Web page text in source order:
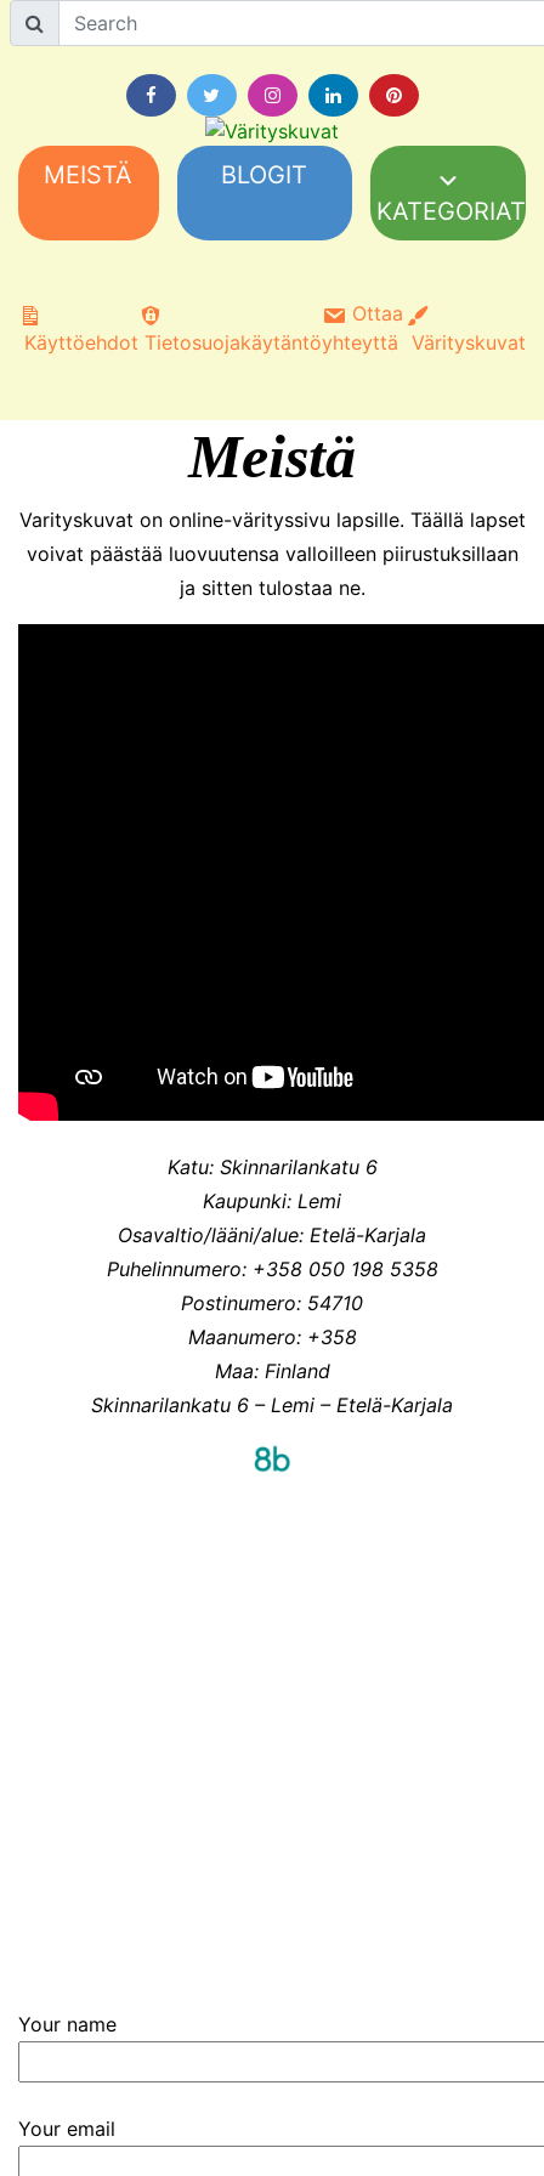
MEISTÄ
BLOGIT
KATEGORIAT
Käyttöehdot Tietosuojakäytäntö
Ottaa
yhteyttä Värityskuvat
Meistä
Varityskuvat on online-värityssivu lapsille. Täällä lapset
voivat päästää luovuutensa valloilleen piirustuksillaan
ja sitten tulostaa ne.
Katu: Skinnarilankatu 6
Kaupunki: Lemi
Osavaltio/lääni/alue: Etelä-Karjala
Puhelinnumero: +358 050 198 5358
Postinumero: 54710
Maanumero: +358
Maa: Finland
Skinnarilankatu 6 – Lemi – Etelä-Karjala
Your name
Your email